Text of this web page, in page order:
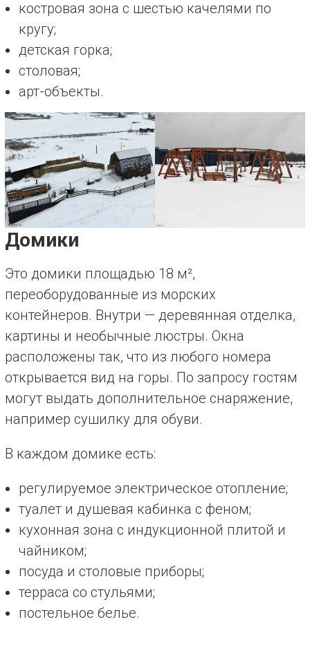
костровая зона с шестью качелями по
кругу;
детская горка;
столовая;
арт-объекты.
Домики
Это домики площадью 18 м²,
переоборудованные из морских
контейнеров. Внутри — деревянная отделка,
картины и необычные люстры. Окна
расположены так, что из любого номера
открывается вид на горы. По запросу гостям
могут выдать дополнительное снаряжение,
например сушилку для обуви.
В каждом домике есть:
регулируемое электрическое отопление;
туалет и душевая кабинка с феном;
кухонная зона с индукционной плитой и
чайником;
посуда и столовые приборы;
терраса со стульями;
постельное белье.